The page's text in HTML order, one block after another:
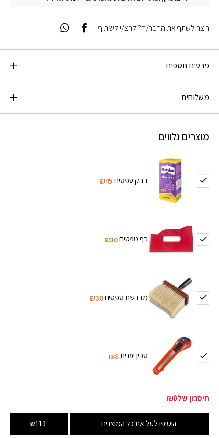
פרטים נוספים
משלוחים
מוצרים נלווים
דבק טפטים₪45
כף טפטים₪30
מברשת טפטים₪30
סכין יפנית₪8
חיסכון של₪0
הוסיפו לסל את כל המוצרים ₪113
רוצה לשתף את החבר/ה? לחצ/י לשיתוף: